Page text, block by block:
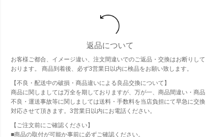
返品について
お客様ご都合、イメージ違い、注文間違いでのご返品・交換はお断りして
おります。 商品到着後、必ず3営業日以内に検品をお願い致します。
【不良・配送中の破損・商品違いによる良品交換について】
商品に関しましては万全を期しておりますが、万が一、商品間違い・商品
不良・運送事故等に関しましては送料・手数料を当店負担にて早急に交換
対応させて頂きます。3営業日以内にお電話ください。
【ご注文前にご確認ください】
■商品の取付が可能か事前に必ずご確認ください。